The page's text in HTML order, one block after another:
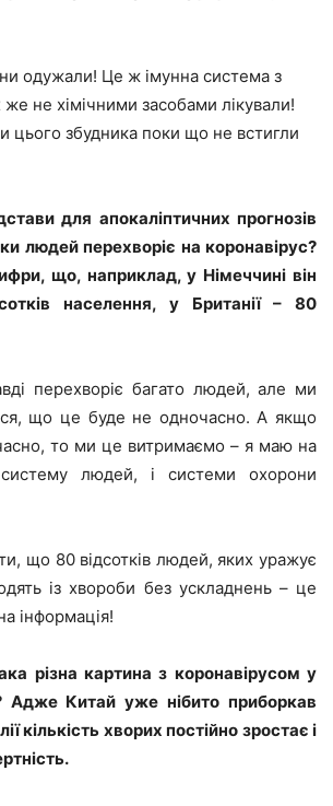
одужали! Це ж імунна система з
же не хімічними засобами лікували!
цього збудника поки що не встигли
для апокаліптичних прогнозів
людей перехворіє на коронавірус?
що, наприклад, у Німеччині він
населення, у Британії – 80
перехворіє багато людей, але ми
що це буде не одночасно. А якщо
то ми це витримаємо – я маю на
людей, і системи охорони
що 80 відсотків людей, яких уражує
із хвороби без ускладнень – це
інформація!
різна картина з коронавірусом у
Адже Китай уже нібито приборкав
кількість хворих постійно зростає і